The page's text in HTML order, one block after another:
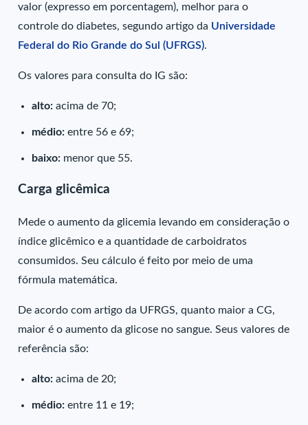
valor (expresso em porcentagem), melhor para o
controle do diabetes, segundo artigo da Universidade
Federal do Rio Grande do Sul (UFRGS).
Os valores para consulta do IG são:
alto:acima de 70;
médio: entre 56 e 69;
baixo: menor que 55.
Carga glicêmica
Mede o aumento da glicemia levando em consideração o
índice glicêmico e a quantidade de carboidratos
consumidos. Seu cálculo é feito por meio de uma
fórmula matemática.
De acordo com artigo da UFRGS, quanto maior a CG,
maior é o aumento da glicose no sangue. Seus valores de
referência são:
alto:acima de 20;
médio: entre 11 e 19;